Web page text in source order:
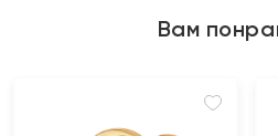
Вам